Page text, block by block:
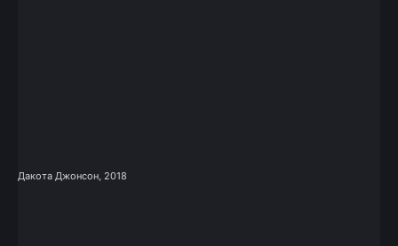
Дакота Джонсон, 2018